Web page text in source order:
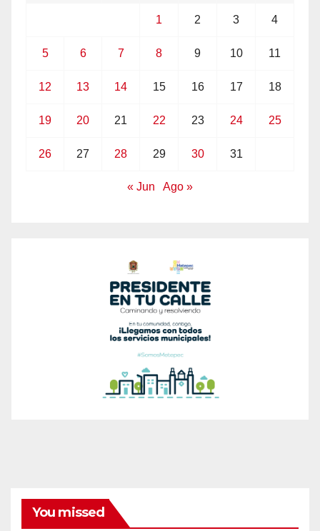
1 2 3 4
5 6 7 8 9 10 11
12 13 14 15 16 17 18
19 20 21 22 23 24 25
26 27 28 29 30 31
« Jun Ago »
You missed